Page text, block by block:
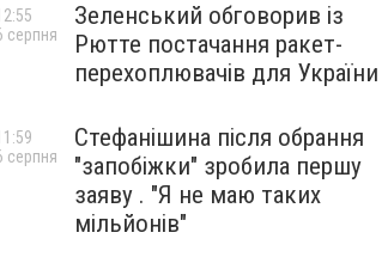
Зеленський обговорив із
Рютте постачання ракет-
перехоплювачів для України
серпня
Стефанішина після обрання
"запобіжки" зробила першу
заяву . "Я не маю таких
мільйонів"
серпня